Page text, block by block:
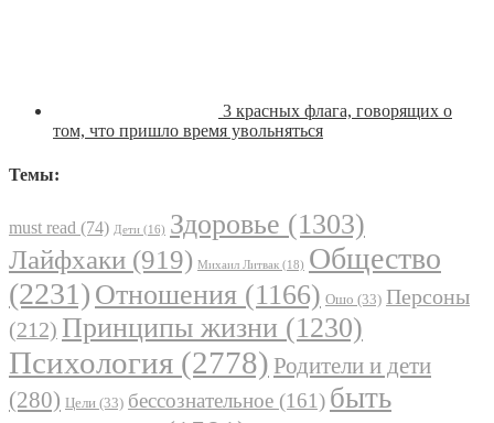
3 красных флага, говорящих о
том, что пришло время увольняться
Темы:
must read (74) Дети (16) Здоровье (1303)
Лайфхаки (919) Михаил Литвак (18) Общество
(2231) Отношения (1166) Ошо (33) Персоны
(212) Принципы жизни (1230)
Психология (2778) Родители и дети
(280) Цели (33) бессознательное (161) быть